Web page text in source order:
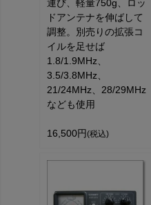
運び、軽量750g、ロッ
ドアンテナを伸ばして
調整。別売りの拡張コ
イルを足せば
1.8/1.9MHz、
3.5/3.8MHz、
21/24MHz、28/29MHz
なども使用
16,500円 (税込)